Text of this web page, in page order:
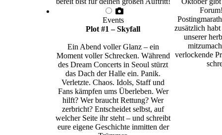
Events
Plot #1 – Skyfall
Ein Abend voller Glanz – ein
Moment voller Schrecken. Während
des Dream Concerts in Seoul stürzt
das Dach der Halle ein. Panik.
Verletzte. Chaos. Idols, Staff und
Fans kämpfen ums Überleben. Wer
hilft? Wer braucht Rettung? Wer
zerbricht? Entscheidet selbst, auf
welcher Seite ihr steht – und schreibt
eure eigene Geschichte inmitten der
zusätzlich
unserer
verlockende